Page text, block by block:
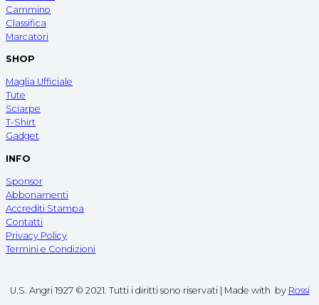
Cammino
Classifica
Marcatori
SHOP
Maglia Ufficiale
Tute
Sciarpe
T-Shirt
Gadget
INFO
Sponsor
Abbonamenti
Accrediti Stampa
Contatti
Privacy Policy
Termini e Condizioni
U.S. Angri 1927 © 2021. Tutti i diritti sono riservati | Made with by Rossi